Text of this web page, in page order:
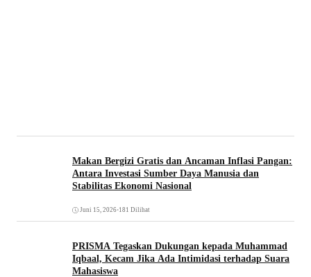
Makan Bergizi Gratis dan Ancaman Inflasi Pangan:
Antara Investasi Sumber Daya Manusia dan
Stabilitas Ekonomi Nasional
Juni 15, 2026•181 Dilihat
PRISMA Tegaskan Dukungan kepada Muhammad
Iqbaal, Kecam Jika Ada Intimidasi terhadap Suara
Mahasiswa